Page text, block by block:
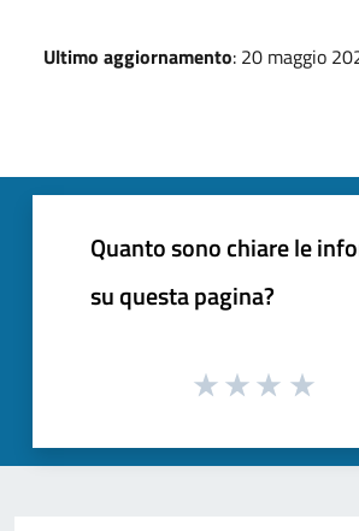
Ultimo aggiornamento: 20 maggio
Quanto sono chiare le
su questa pagina?